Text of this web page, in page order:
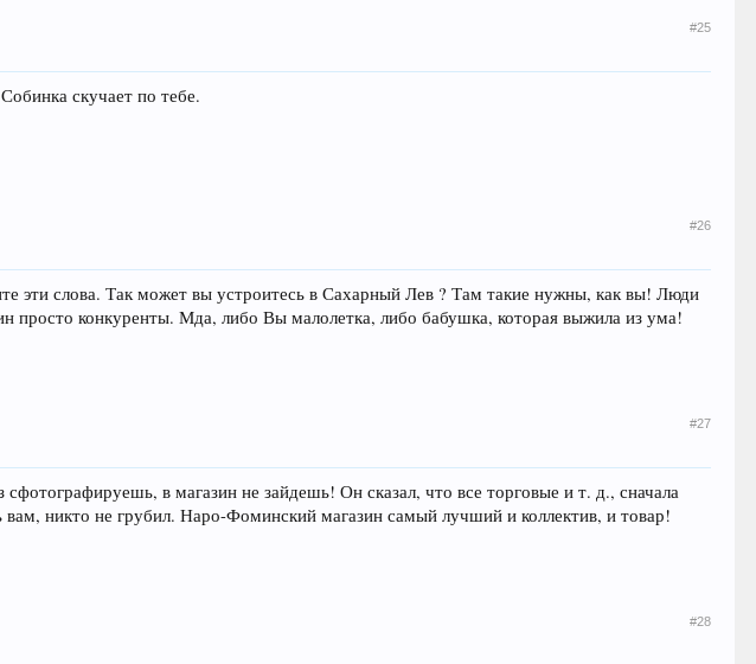
#25
скучает по тебе.
#26
слова. Так может вы устроитесь в Сахарный Лев ? Там такие нужны, как вы! Люди
просто конкуренты. Мда, либо Вы малолетка, либо бабушка, которая выжила из ума!
#27
в магазин не зайдешь! Он сказал, что все торговые и т. д., сначала
никто не грубил. Наро-Фоминский магазин самый лучший и коллектив, и товар!
#28